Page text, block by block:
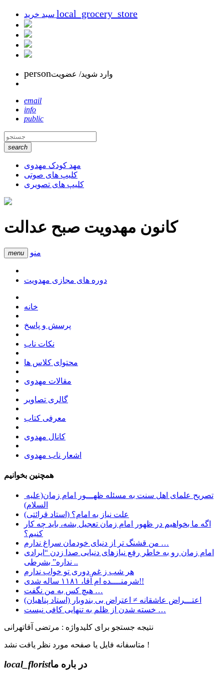
local_grocery_store
personوارد شوید/ عضویت
email
info
public
search
مهد کودک مهدوی
کلیپ های صوتی
کلیپ های تصویری
کانون مهدویت صبح عدالت
menu منو
دوره های مجازی مهدویت
خانه
پرسش و پاسخ
نکات ناب
محتوای کلاس ها
مقالات مهدوی
گالری تصاویر
معرفی کتاب
کانال مهدوی
اشعار ناب مهدوی
همچنین بخوانیم
السلام)
علت نیاز به امام؟ (استاد قرائتی)
اگه ما بخواهیم در ظهور امام زمان تعجیل بشه، باید چه کار
کنیم؟
ﻣﻦ ﻗﺸﻨﮓ ﺗﺮ ﺍﺯ ﺩﻧﯿﺎﯼ ﺧﻮﺩﻣﺎﻥ ﺳﺮﺍﻍ ﻧﺪﺍﺭﻡ …
امام زمان رو به خاطر رفع نیازهای دنیایی صدا زدن “ایرادی
نداره” بشرطی ..
هر شب ز غم دوری تو خواب ندارم
شرمنــــده ام آقا، ۱۱۸۱ ساله شدی!!
هیچ کس به من نگفت …
اعتـــراض عاشقانه ≠ اعتراض بی بندوبار (استاد پناهیان)
خسته شدن از ظلم به تنهایی کافی نیست …
نتیجه جستجو برای کلیدواژه : مرتضی آقاتهرانی
متاسفانه فایل یا صفحه مورد نظر یافت نشد !
local_floristدر باره ما